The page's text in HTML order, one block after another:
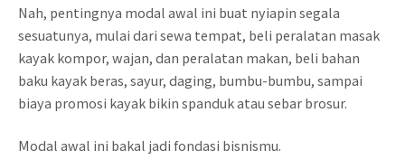
Nah, pentingnya modal awal ini buat nyiapin segala
sesuatunya, mulai dari sewa tempat, beli peralatan masak
kayak kompor, wajan, dan peralatan makan, beli bahan
baku kayak beras, sayur, daging, bumbu-bumbu, sampai
biaya promosi kayak bikin spanduk atau sebar brosur.
Modal awal ini bakal jadi fondasi bisnismu.